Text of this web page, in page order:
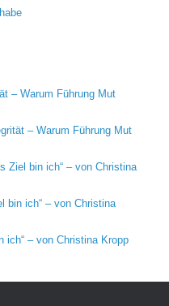
– Warum Führung Mut
– Warum Führung Mut
Ziel bin ich“ – von Christina
bin ich“ – von Christina
ich“ – von Christina Kropp